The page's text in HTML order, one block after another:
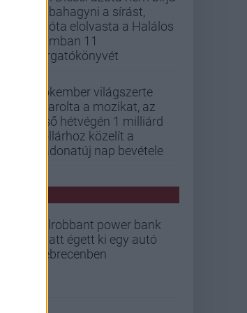
abbahagyni a sírást,
mióta elolvasta a Halálos
iramban 11
forgatókönyvét
Pókember világszerte
letarolta a mozikat, az
első hétvégén 1 milliárd
dollárhoz közelít a
Vadonatúj nap bevétele
Felrobbant power bank
miatt égett ki egy autó
Debrecenben